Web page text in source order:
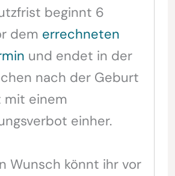
beginnt 6
dem errechneten
und endet in der
nach der Geburt
mit einem
einher.
Wunsch könnt ihr vor